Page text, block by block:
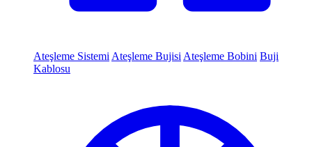
Ateşleme Sistemi Ateşleme Bujisi Ateşleme Bobini Buji
Kablosu